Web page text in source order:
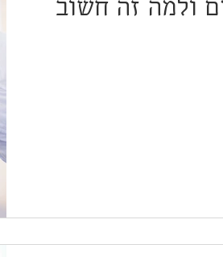
ולמה זה חשוב